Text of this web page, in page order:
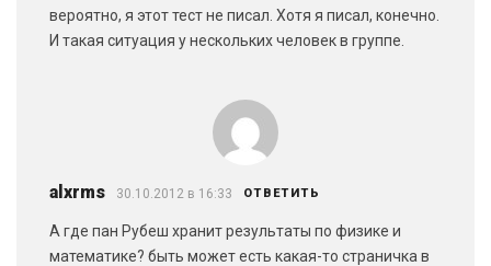
вероятно, я этот тест не писал. Хотя я писал, конечно.
И такая ситуация у нескольких человек в группе.
alxrms 30.10.2012 в 16:33 ОТВЕТИТЬ
А где пан Рубеш хранит результаты по физике и
математике? быть может есть какая-то страничка в